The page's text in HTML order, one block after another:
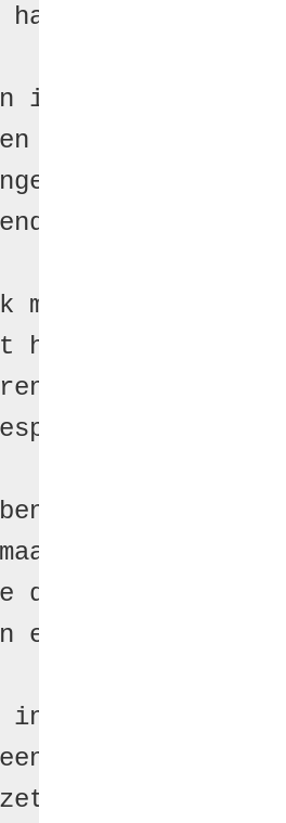
is een daad
lag de waarheid
brengen.
stilte.
moet krijgen.
waarde
hebben
voordeuren
moet dat
deed het
ei?
de binnen-
man
zette ik mijn fiets